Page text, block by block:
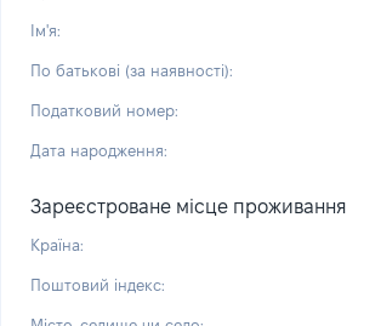
Ім'я:
По батькові (за наявності):
Податковий номер:
Дата народження:
Зареєстроване місце проживання
Країна:
Поштовий індекс: